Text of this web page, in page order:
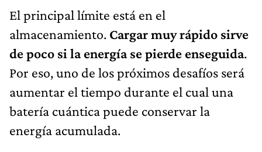
El principal límite está en el
almacenamiento. Cargar muy rápido sirve
de poco si la energía se pierde enseguida.
Por eso, uno de los próximos desafíos será
aumentar el tiempo durante el cual una
batería cuántica puede conservar la
energía acumulada.